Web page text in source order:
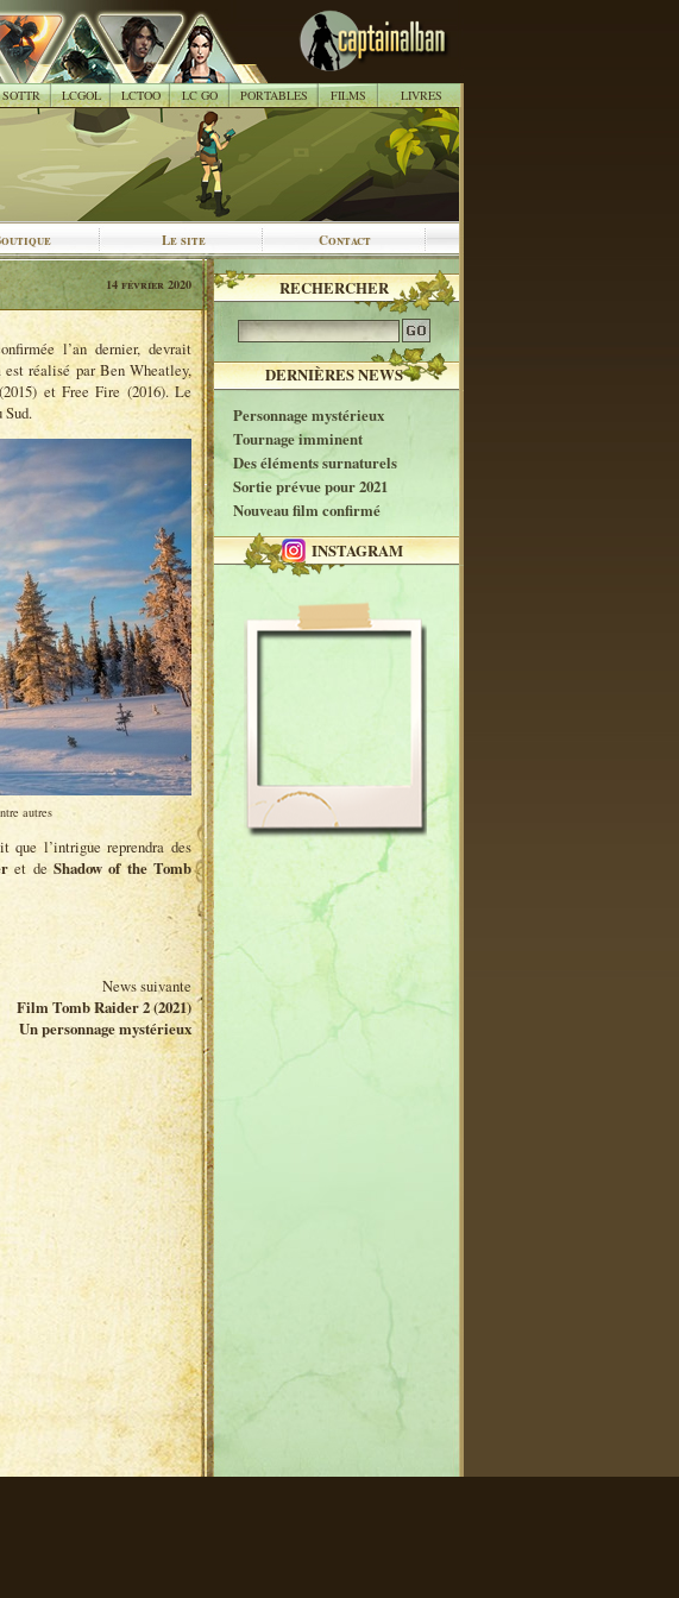
SOTTR LCGOL LCTOO LC GO PORTABLES FILMS LIVRES
Le site Contact
14 février 2020
l’an dernier, devrait
réalisé par Ben Wheatley,
et Free Fire (2016). Le
Sud.
autres
que l’intrigue reprendra des
et deShadow of the Tomb
News suivante
Film Tomb Raider 2 (2021)
Un personnage mystérieux
RECHERCHER
DERNIÈRES NEWS
Personnage mystérieux
Tournage imminent
Des éléments surnaturels
Sortie prévue pour 2021
Nouveau film confirmé
INSTAGRAM